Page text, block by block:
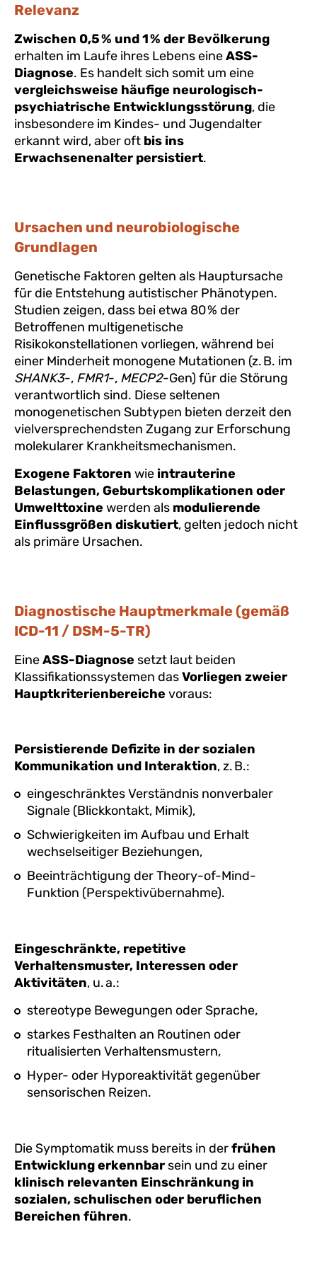
Relevanz
Zwischen 0,5 % und 1 % der Bevölkerung
erhalten im Laufe ihres Lebens eineASS-
Diagnose. Es handelt sich somit um eine
vergleichsweise häufige neurologisch-
psychiatrische Entwicklungsstörung, die
insbesondere im Kindes- und Jugendalter
erkannt wird, aber oft bis ins
Erwachsenenalter persistiert.
Ursachen und neurobiologische
Grundlagen
Genetische Faktoren gelten als Hauptursache
für die Entstehung autistischer Phänotypen.
Studien zeigen, dass bei etwa 80 % der
Betroffenen multigenetische
Risikokonstellationen vorliegen, während bei
einer Minderheit monogene Mutationen (z. B. im
SHANK3-, FMR1-, MECP2-Gen) für die Störung
verantwortlich sind. Diese seltenen
monogenetischen Subtypen bieten derzeit den
vielversprechendsten Zugang zur Erforschung
molekularer Krankheitsmechanismen.
Exogene Faktoren wie intrauterine
Belastungen, Geburtskomplikationen oder
Umwelttoxine werden als modulierende
Einflussgrößen diskutiert, gelten jedoch nicht
als primäre Ursachen.
Diagnostische Hauptmerkmale (gemäß
ICD-11 / DSM-5-TR)
EineASS-Diagnose setzt laut beiden
Klassifikationssystemen dasVorliegen zweier
Hauptkriterienbereiche voraus:
Persistierende Defizite in der sozialen
Kommunikation und Interaktion, z. B.:
eingeschränktes Verständnis nonverbaler
Signale (Blickkontakt, Mimik),
Schwierigkeiten im Aufbau und Erhalt
wechselseitiger Beziehungen,
Beeinträchtigung der Theory-of-Mind-
Funktion (Perspektivübernahme).
Eingeschränkte, repetitive
Verhaltensmuster, Interessen oder
Aktivitäten, u. a.:
stereotype Bewegungen oder Sprache,
starkes Festhalten an Routinen oder
ritualisierten Verhaltensmustern,
Hyper- oder Hyporeaktivität gegenüber
sensorischen Reizen.
Die Symptomatik muss bereits in derfrühen
Entwicklung erkennbar sein und zu einer
klinisch relevanten Einschränkung in
sozialen, schulischen oder beruflichen
Bereichen führen.